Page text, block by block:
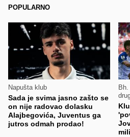
POPULARNO
Napušta klub
Sada je svima jasno zašto se
on nije radovao dolasku
Alajbegovića, Juventus ga
jutros odmah prodao!